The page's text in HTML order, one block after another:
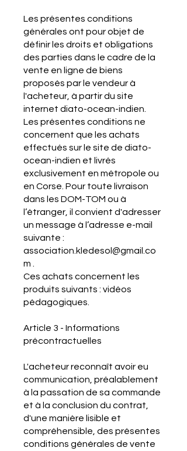
Les présentes conditions
générales ont pour objet de
définir les droits et obligations
des parties dans le cadre de la
vente en ligne de biens
proposés par le vendeur à
l'acheteur, à partir du site
internet diato-ocean-indien.
Les présentes conditions ne
concernent que les achats
effectués sur le site de diato-
ocean-indien et livrés
exclusivement en métropole ou
en Corse. Pour toute livraison
dans les DOM-TOM ou à
l’étranger, il convient d'adresser
un message à l’adresse e-mail
suivante :
association.kledesol@gmail.co
m
Ces achats concernent les
produits suivants : vidéos
pédagogiques.
Article 3 - Informations
précontractuelles
L'acheteur reconnaît avoir eu
communication, préalablement
à la passation de sa commande
et à la conclusion du contrat,
d'une manière lisible et
compréhensible, des présentes
conditions générales de vente